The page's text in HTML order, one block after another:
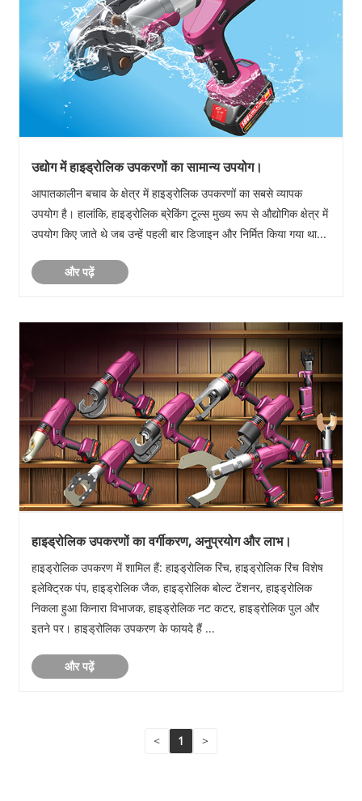
उद्योग में हाइड्रोलिक उपकरणों का सामान्य उपयोग।
आपातकालीन बचाव के क्षेत्र में हाइड्रोलिक उपकरणों का सबसे व्यापक
उपयोग है। हालांकि, हाइड्रोलिक ब्रेकिंग टूल्स मुख्य रूप से औद्योगिक क्षेत्र में
उपयोग किए जाते थे जब उन्हें पहली बार डिजाइन और निर्मित किया गया था...
और पढ़ें
हाइड्रोलिक उपकरणों का वर्गीकरण, अनुप्रयोग और लाभ।
हाइड्रोलिक उपकरण में शामिल हैं: हाइड्रोलिक रिंच, हाइड्रोलिक रिंच विशेष
इलेक्ट्रिक पंप, हाइड्रोलिक जैक, हाइड्रोलिक बोल्ट टेंशनर, हाइड्रोलिक
निकला हुआ किनारा विभाजक, हाइड्रोलिक नट कटर, हाइड्रोलिक पुल और
इतने पर। हाइड्रोलिक उपकरण के फायदे हैं ...
और पढ़ें
< 1 >